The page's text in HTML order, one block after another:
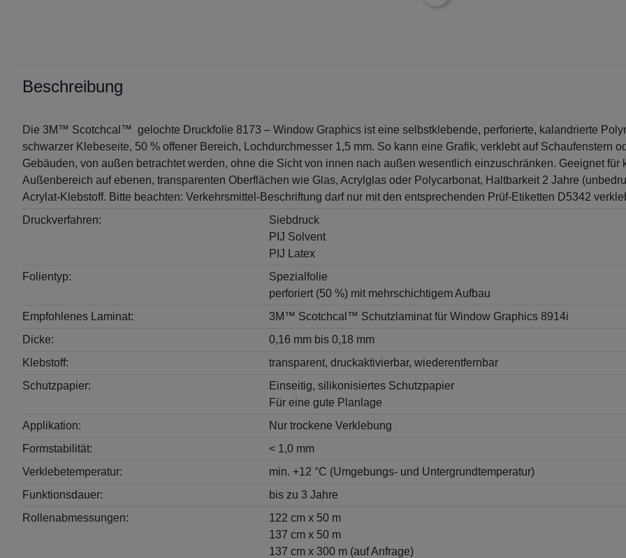
Beschreibung
Die 3M™ Scotchcal™ gelochte Druckfolie 8173 – Window Graphics ist eine selbstklebende, perforierte, kalandrierte
schwarzer Klebeseite, 50 % offener Bereich, Lochdurchmesser 1,5 mm. So kann eine Grafik, verklebt auf Schaufenstern
Gebäuden, von außen betrachtet werden, ohne die Sicht von innen nach außen wesentlich einzuschränken. Geeignet
Außenbereich auf ebenen, transparenten Oberflächen wie Glas, Acrylglas oder Polycarbonat, Haltbarkeit 2 Jahre
Acrylat-Klebstoff. Bitte beachten: Verkehrsmittel-Beschriftung darf nur mit den entsprechenden Prüf-Etiketten D5342
Druckverfahren:
Siebdruck
PIJ Solvent
PIJ Latex
Folientyp:
Spezialfolie
perforiert (50 %) mit mehrschichtigem Aufbau
Empfohlenes Laminat:
3M™ Scotchcal™ Schutzlaminat für Window Graphics 8914i
Dicke:
0,16 mm bis 0,18 mm
Klebstoff:
transparent, druckaktivierbar, wiederentfernbar
Schutzpapier:
Einseitig, silikonisiertes Schutzpapier
Für eine gute Planlage
Applikation:
Nur trockene Verklebung
Formstabilität:
< 1,0 mm
Verklebetemperatur:
min. +12 °C (Umgebungs- und Untergrundtemperatur)
Funktionsdauer:
bis zu 3 Jahre
Rollenabmessungen:
122 cm x 50 m
137 cm x 50 m
137 cm x 300 m (auf Anfrage)